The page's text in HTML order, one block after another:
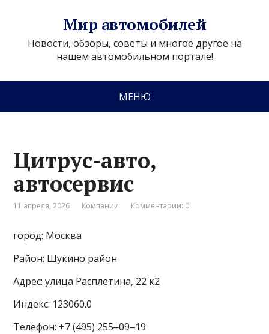
Мир автомобилей
Новости, обзоры, советы и многое другое на
нашем автомобильном портале!
МЕНЮ
Цитрус-авто,
автосервис
11 апреля, 2026 Компании Комментарии: 0
город: Москва
Район: Щукино район
Адрес: улица Расплетина, 22 к2
Индекс: 123060.0
Телефон: +7 (495) 255‒09‒19